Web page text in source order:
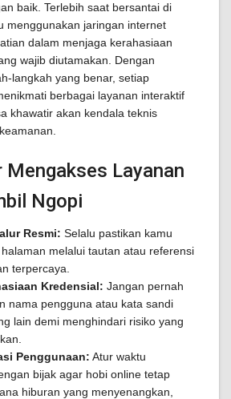
baik. Terlebih saat bersantai di
menggunakan jaringan internet
dalam menjaga kerahasiaan
wajib diutamakan. Dengan
langkah yang benar, setiap
berbagai layanan interaktif
khawatir akan kendala teknis
Layanan
Ngopi
Resmi: Selalu pastikan kamu
melalui tautan atau referensi
terpercaya.
Kredensial: Jangan pernah
nama pengguna atau kata sandi
lain demi menghindari risiko yang
Penggunaan: Atur waktu
bijak agar hobi online tetap
hiburan yang menyenangkan,